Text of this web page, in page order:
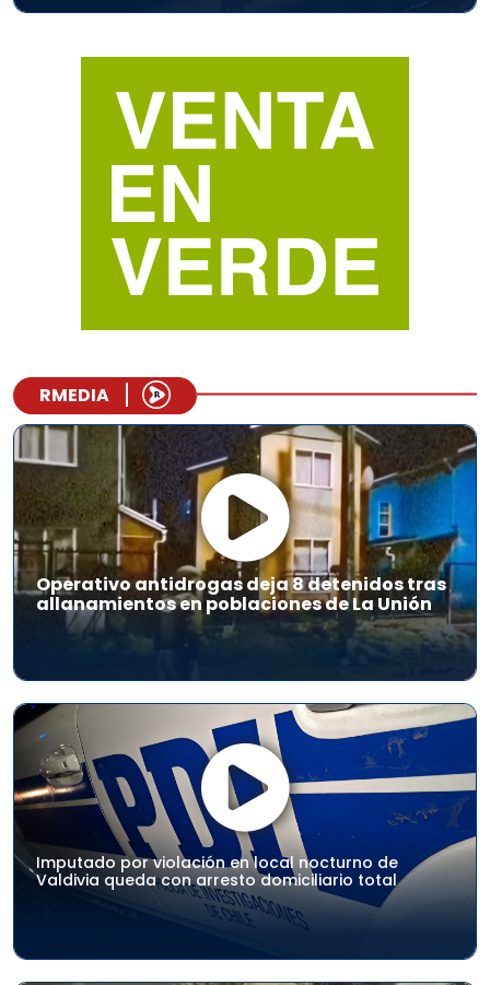
RMEDIA
Operativo antidrogas deja 8 detenidos tras
allanamientos en poblaciones de La Unión
Imputado por violación en local nocturno de
Valdivia queda con arresto domiciliario total